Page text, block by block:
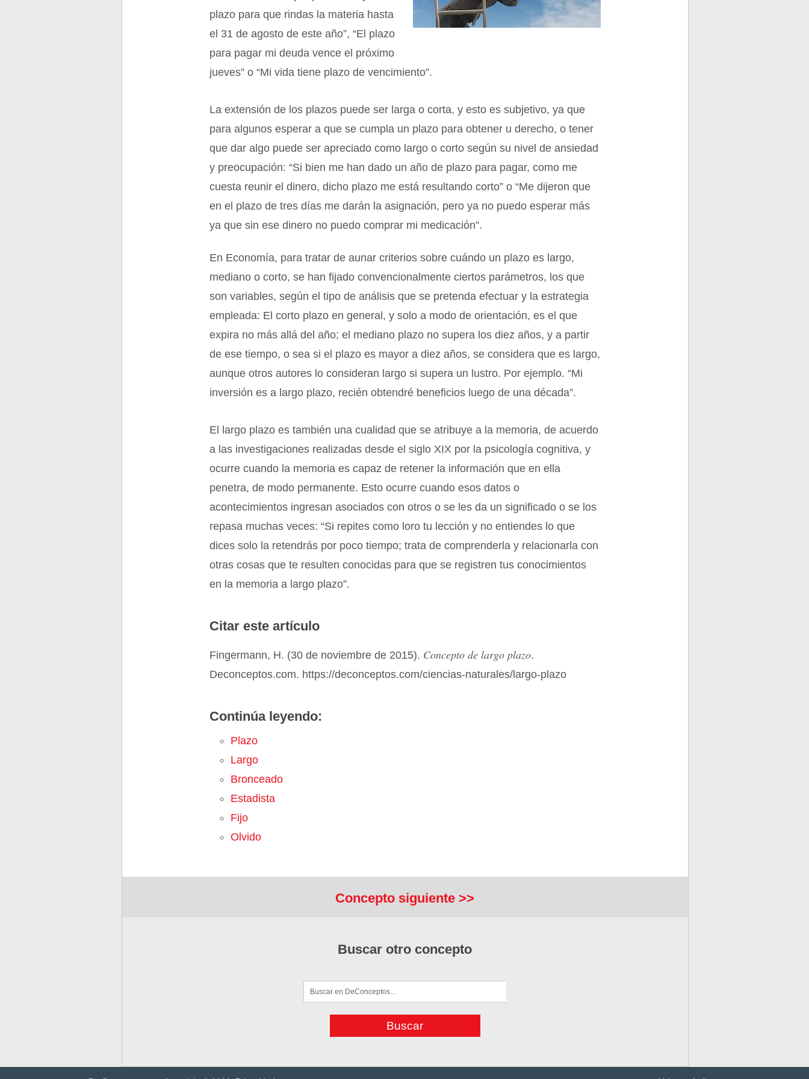
plazo para que rindas la materia hasta
el 31 de agosto de este año”, “El plazo
para pagar mi deuda vence el próximo
jueves” o “Mi vida tiene plazo de vencimiento”.
La extensión de los plazos puede ser larga o corta, y esto es subjetivo, ya que
para algunos esperar a que se cumpla un plazo para obtener u derecho, o tener
que dar algo puede ser apreciado como largo o corto según su nivel de ansiedad
y preocupación: “Si bien me han dado un año de plazo para pagar, como me
cuesta reunir el dinero, dicho plazo me está resultando corto” o “Me dijeron que
en el plazo de tres días me darán la asignación, pero ya no puedo esperar más
ya que sin ese dinero no puedo comprar mi medicación”.
En Economía, para tratar de aunar criterios sobre cuándo un plazo es largo,
mediano o corto, se han fijado convencionalmente ciertos parámetros, los que
son variables, según el tipo de análisis que se pretenda efectuar y la estrategia
empleada: El corto plazo en general, y solo a modo de orientación, es el que
expira no más allá del año; el mediano plazo no supera los diez años, y a partir
de ese tiempo, o sea si el plazo es mayor a diez años, se considera que es largo,
aunque otros autores lo consideran largo si supera un lustro. Por ejemplo. “Mi
inversión es a largo plazo, recién obtendré beneficios luego de una década”.
El largo plazo es también una cualidad que se atribuye a la memoria, de acuerdo
a las investigaciones realizadas desde el siglo XIX por la psicología cognitiva, y
ocurre cuando la memoria es capaz de retener la información que en ella
penetra, de modo permanente. Esto ocurre cuando esos datos o
acontecimientos ingresan asociados con otros o se les da un significado o se los
repasa muchas veces: “Si repites como loro tu lección y no entiendes lo que
dices solo la retendrás por poco tiempo; trata de comprenderla y relacionarla con
otras cosas que te resulten conocidas para que se registren tus conocimientos
en la memoria a largo plazo”.
Citar este artículo
Fingermann, H. (30 de noviembre de 2015). Concepto de largo plazo.
Deconceptos.com. https://deconceptos.com/ciencias-naturales/largo-plazo
Continúa leyendo:
Plazo
Largo
Bronceado
Estadista
Fijo
Olvido
Concepto siguiente >>
Buscar otro concepto